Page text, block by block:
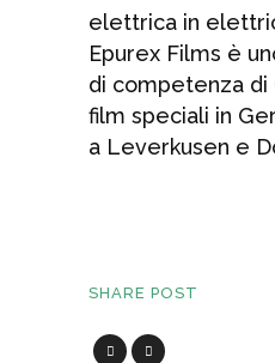
elettrica in
Epurex Films è
di competenza
film speciali in
a Leverkusen e
SHARE POST